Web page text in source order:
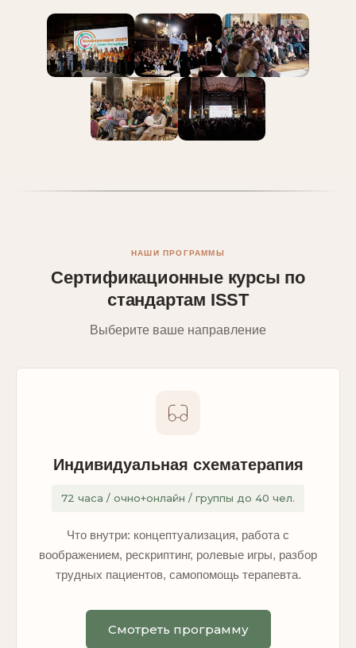
НАШИ ПРОГРАММЫ
Сертификационные курсы по
стандартам ISST
Выберите ваше направление
Индивидуальная схематерапия
72 часа / очно+онлайн / группы до 40 чел.
Что внутри: концептуализация, работа с
воображением, рескриптинг, ролевые игры, разбор
трудных пациентов, самопомощь терапевта.
Смотреть программу